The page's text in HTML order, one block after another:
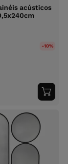
acústicos
-10%
ao